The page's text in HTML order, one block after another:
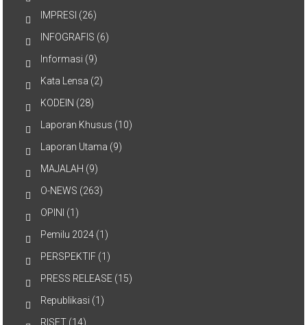
IMPRESI (26)
INFOGRAFIS (6)
Informasi (9)
Kata Lensa (2)
KODEIN (28)
Laporan Khusus (10)
Laporan Utama (9)
MAJALAH (9)
O-NEWS (263)
OPINI (1)
Pemilu 2024 (1)
PERSPEKTIF (1)
PRESS RELEASE (15)
Republikasi (1)
RISET (14)